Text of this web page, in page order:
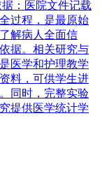
：医院文件记载
过程，是最原始
解病人全面信
据。相关研究与
医学和护理教学
料，可供学生进
同时，完整实验
提供医学统计学